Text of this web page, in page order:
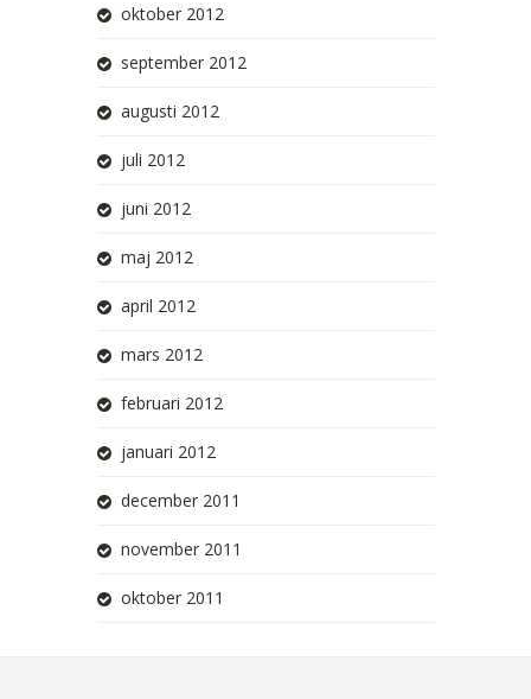
oktober 2012
september 2012
augusti 2012
juli 2012
juni 2012
maj 2012
april 2012
mars 2012
februari 2012
januari 2012
december 2011
november 2011
oktober 2011